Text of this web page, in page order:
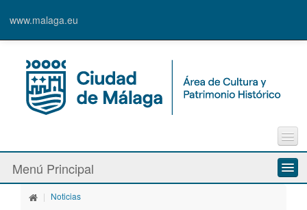
www.malaga.eu
Contacto
Quejas y Sugerencias
Menú Principal
Quiénes somos
| Noticias